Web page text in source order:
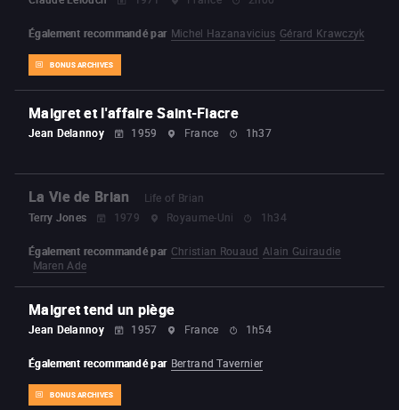
BONUS ARCHIVES
Également recommandé par Michel Hazanavicius Gérard Krawczyk
Maigret et l'affaire Saint-Fiacre
Jean Delannoy 1959 France 1h37
La Vie de Brian
Life of Brian
Terry Jones
1979 Royaume-Uni 1h34
Également recommandé par Christian Rouaud Alain Guiraudie
Maren Ade
Maigret tend un piège
Jean Delannoy 1957 France 1h54
BONUS ARCHIVES
Également recommandé par Bertrand Tavernier